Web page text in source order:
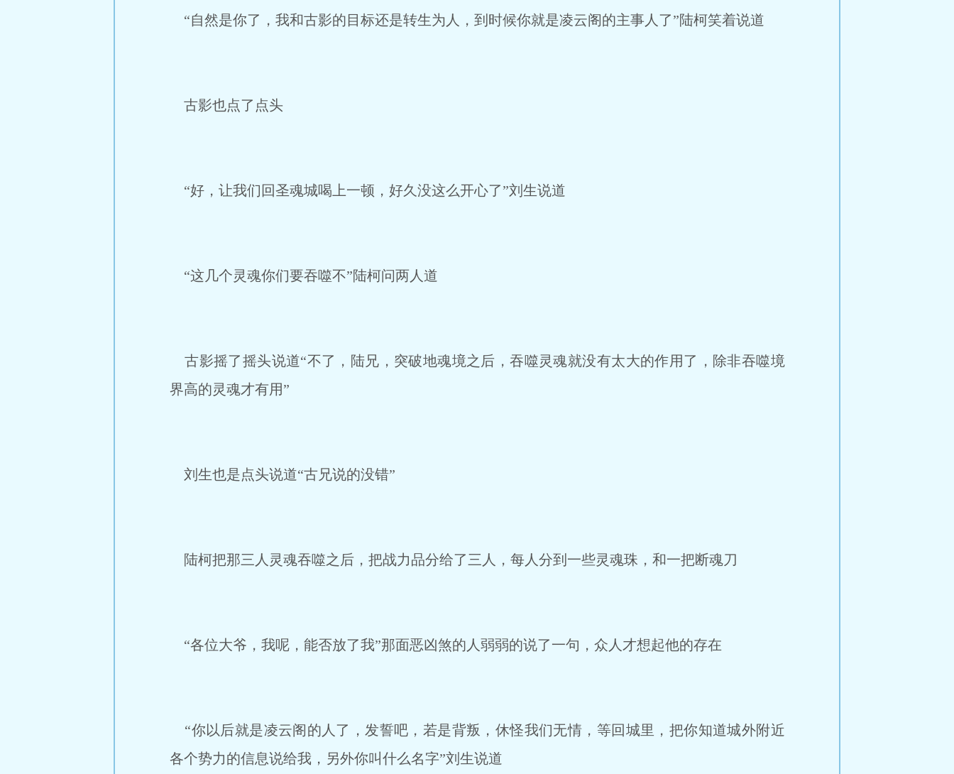
“自然是你了，我和古影的目标还是转生为人，到时候你就是凌云阁的主事人了”陆柯笑着说道
古影也点了点头
“好，让我们回圣魂城喝上一顿，好久没这么开心了”刘生说道
“这几个灵魂你们要吞噬不”陆柯问两人道
古影摇了摇头说道“不了，陆兄，突破地魂境之后，吞噬灵魂就没有太大的作用了，除非吞噬境
界高的灵魂才有用”
刘生也是点头说道“古兄说的没错”
陆柯把那三人灵魂吞噬之后，把战力品分给了三人，每人分到一些灵魂珠，和一把断魂刀
“各位大爷，我呢，能否放了我”那面恶凶煞的人弱弱的说了一句，众人才想起他的存在
“你以后就是凌云阁的人了，发誓吧，若是背叛，休怪我们无情，等回城里，把你知道城外附近
各个势力的信息说给我，另外你叫什么名字”刘生说道